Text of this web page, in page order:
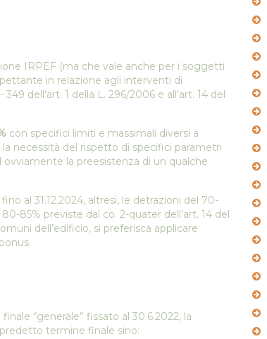
IRPEF (ma che vale anche per i soggetti
in relazione agli interventi di
dell’art. 1 della L. 296/2006 e all’art. 14 del
con specifici limiti e massimali diversi a
necessità del rispetto di specifici parametri
ovviamente la preesistenza di un qualche
al 31.12.2024, altresì, le detrazioni del 70-
85% previste dal co. 2-quater dell’art. 14 del
dell’edificio, si preferisca applicare
“generale” fissato al 30.6.2022, la
termine finale sino: